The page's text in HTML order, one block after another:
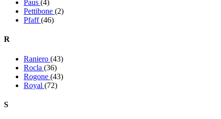
Paus (4)
Pettibone (2)
Pfaff(46)
R
Raniero (43)
Rocla (36)
Rogone (43)
Royal (72)
S